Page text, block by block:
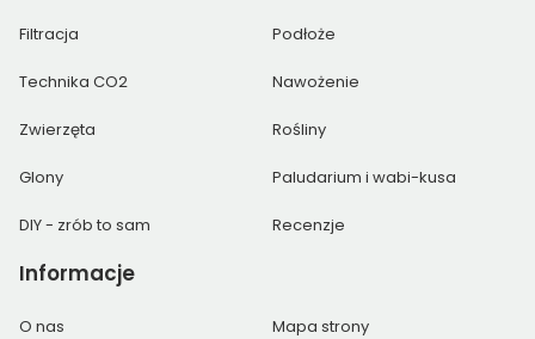
Filtracja Podłoże
Technika CO2 Nawożenie
Zwierzęta Rośliny
Glony Paludarium i wabi-kusa
DIY - zrób to sam Recenzje
Informacje
O nas Mapa strony